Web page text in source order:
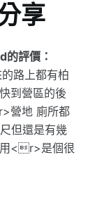
享
評價：
路上都有柏
到營區的後
營地 廁所都
但還是有幾
<r>是個很